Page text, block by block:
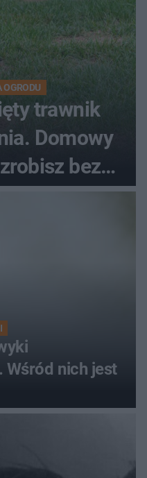
OGRODU
trawnik
Domowy
bez
Wśród nich jest